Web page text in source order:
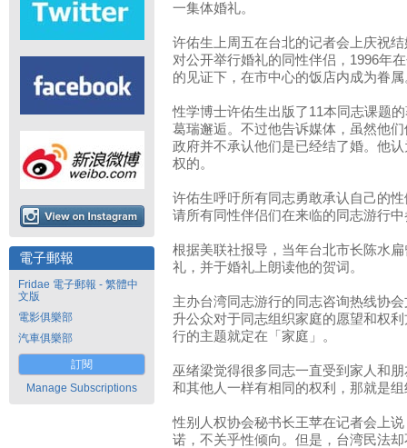
電子郵報
Fridae 電子郵報 - 繁體中
文版
電影俱樂部
汽車俱樂部
訂閱
Manage Subscriptions
一集体婚礼。
许佑生上周五在台北的记者会上庆祝
对公开举行婚礼的同性伴侣，1996年
的见证下，在市中心的饭店内成为眷属
性学博士许佑生出版了11本同志课题
葛瑞邂逅。不过他告诉媒体，虽然他
政府并不承认他们是已经结了婚。他
权的。
许佑生呼吁所有同志勇敢承认自己的
请所有同性伴侣们在来临的同志游行
根据美联社报导，当年台北市长陈水
礼，并于婚礼上朗读他的贺词。
主办台湾同志游行的同志咨询热线协
升公众对于同志组织家庭的愿望和权
行的主题就定在「家庭」。
巫绪梁觉得很多同志一直受到家人和
和其他人一样有相同的权利，那就是
性别人权协会秘书长王苹在记者会上
诺，不关乎性倾向。但是，台湾民法